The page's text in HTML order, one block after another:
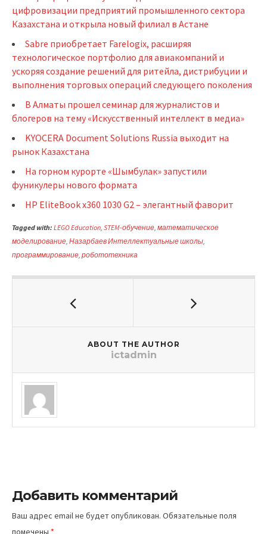
цифровизации предприятий промышленного сектора
Казахстана и открыла новый филиал в Астане
Sabre приобретает Farelogix, расширяя
технологическое портфолио для авиакомпаний и
ускоряя создание решений для ритейла, дистрибуции и
выполнения торговых операций следующего поколения
В Алматы прошел семинар для журналистов и
блогеров на тему «Искусственный интеллект в медиа»
KYOCERA Document Solutions Russia выходит на
рынок Казахстана
На горном курорте «Шымбулак» запустили
фуникулеры нового формата
HP EliteBook x360 1030 G2 – элегантный фаворит
Tagged with: LEGO Education STEM-обучение математическое
моделирование Назарбаев Интеллектуальные школы
программирование робототехника
ABOUT THE AUTHOR
ictadmin
Добавить комментарий
Ваш адрес email не будет опубликован. Обязательные поля
помечены *